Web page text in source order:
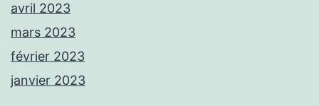
avril 2023
mars 2023
février 2023
janvier 2023